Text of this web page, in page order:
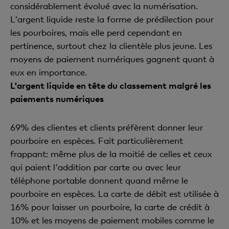
considérablement évolué avec la numérisation.
L'argent liquide reste la forme de prédilection pour
les pourboires, mais elle perd cependant en
pertinence, surtout chez la clientèle plus jeune. Les
moyens de paiement numériques gagnent quant à
eux en importance.
L'argent liquide en tête du classement malgré les
paiements numériques
69% des clientes et clients préfèrent donner leur
pourboire en espèces. Fait particulièrement
frappant: même plus de la moitié de celles et ceux
qui paient l'addition par carte ou avec leur
téléphone portable donnent quand même le
pourboire en espèces. La carte de débit est utilisée à
16% pour laisser un pourboire, la carte de crédit à
10% et les moyens de paiement mobiles comme le